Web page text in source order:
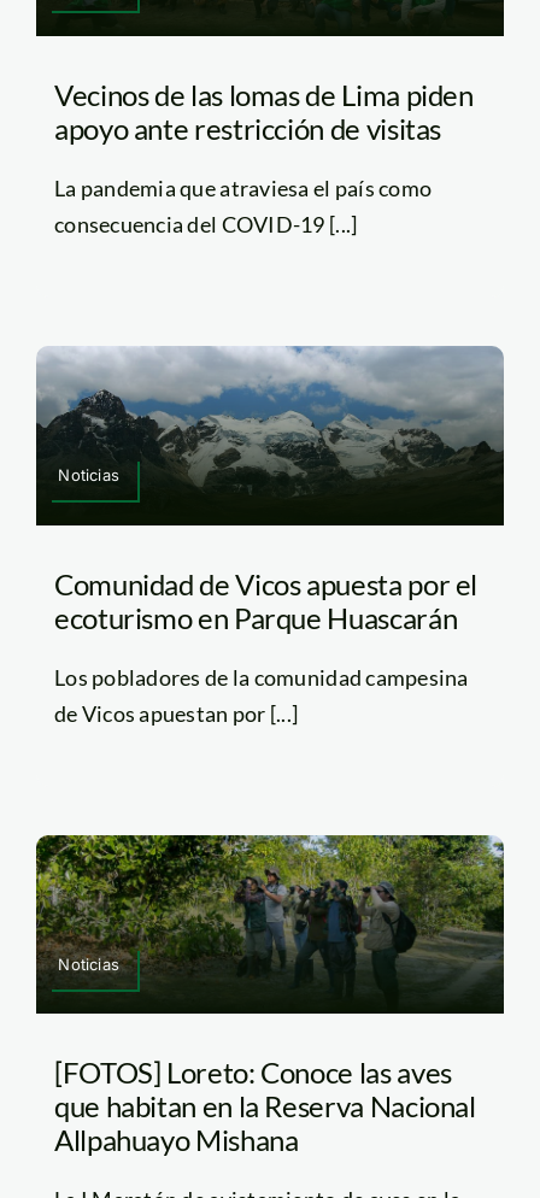
Vecinos de las lomas de Lima piden
apoyo ante restricción de visitas
La pandemia que atraviesa el país como
consecuencia del COVID-19 [...]
Noticias
Comunidad de Vicos apuesta por el
ecoturismo en Parque Huascarán
Los pobladores de la comunidad campesina
de Vicos apuestan por [...]
Noticias
[FOTOS] Loreto: Conoce las aves
que habitan en la Reserva Nacional
Allpahuayo Mishana